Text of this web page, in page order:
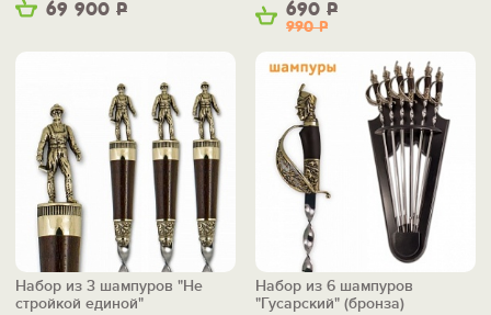
69 900 Р
690 Р
990Р
Набор из 3 шампуров "Не
стройкой единой"
Набор из 6 шампуров
"Гусарский" (бронза)